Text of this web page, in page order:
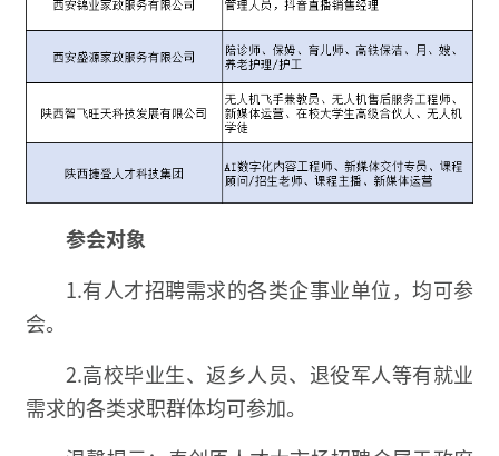
参会对象
1.有人才招聘需求的各类企事业单位，均可参
会。
2.高校毕业生、返乡人员、退役军人等有就业
需求的各类求职群体均可参加。